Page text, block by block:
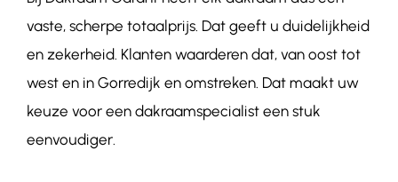
vaste, scherpe totaalprijs. Dat geeft u duidelijkheid
en zekerheid. Klanten waarderen dat, van oost tot
west en in Gorredijk en omstreken. Dat maakt uw
keuze voor een dakraamspecialist een stuk
eenvoudiger.